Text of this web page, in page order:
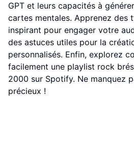
GPT et leurs capacités à
cartes mentales. Apprenez des
inspirant pour engager votre
des astuces utiles pour la
personnalisés. Enfin, explorez
facilement une playlist rock
2000 sur Spotify. Ne manquez
précieux !